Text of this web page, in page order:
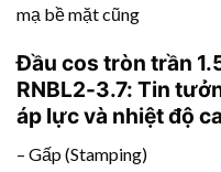
mạ bề mặt cũng
Đầu cos tròn trần
RNBL2-3.7: Tin
áp lực và nhiệt độ
– Gấp (Stamping)